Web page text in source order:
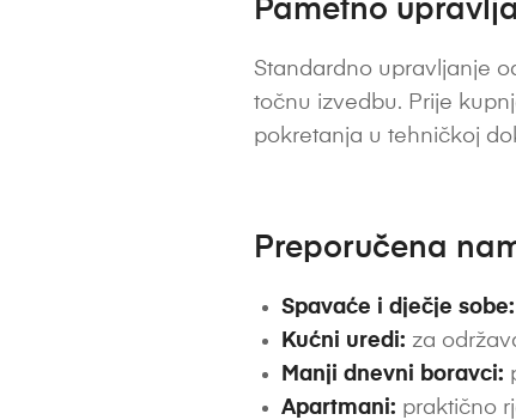
Pametno
Standardno upravljanje
točnu izvedbu. Prije
pokretanja u tehničkoj
Preporučena
Spavaće i dječje sobe:
Kućni uredi: za
Manji dnevni boravci:
Apartmani: praktično